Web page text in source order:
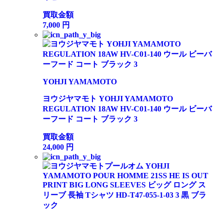
買取金額
7,000 円
YOHJI YAMAMOTO
ヨウジヤマモト YOHJI YAMAMOTO
REGULATION 18AW HV-C01-140 ウール ビーバ
ーフード コート ブラック 3
買取金額
24,000 円